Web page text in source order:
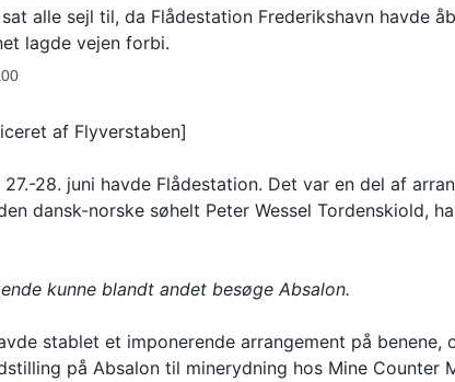
alle sejl til, da Flådestation Frederikshavn havde
lagde vejen forbi.
af Flyverstaben]
27.-28. juni havde Flådestation. Det var en del af
dansk-norske søhelt Peter Wessel Tordenskiold,
kunne blandt andet besøge Absalon.
stablet et imponerende arrangement på
på Absalon til minerydning hos Mine Counter